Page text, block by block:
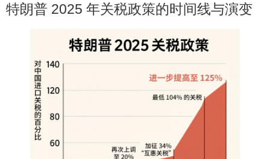
特朗普 2025 年关税政策的时间线与演变